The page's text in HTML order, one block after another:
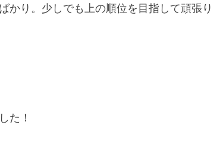
かり。少しでも上の順位を目指して頑張り
た！